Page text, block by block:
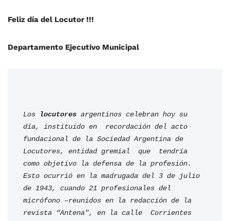
Feliz día del Locutor !!!
Departamento Ejecutivo Municipal
Los locutores argentinos celebran hoy su
día, instituido en  recordación del acto
fundacional de la Sociedad Argentina de
Locutores, entidad gremial  que  tendría
Esto ocurrió en la madrugada del 3 de julio
de 1943, cuando 21 profesionales del
micrófono –reunidos en la redacción de la
revista “Antena", en la calle  Corrientes